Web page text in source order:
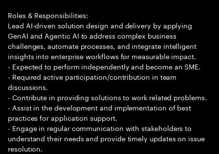
Roles & Responsibilities:
Lead AI-driven solution design and delivery by applying
GenAI and Agentic AI to address complex business
challenges, automate processes, and integrate intelligent
insights into enterprise workflows for measurable impact.
- Expected to perform independently and become an SME.
- Required active participation/contribution in team
discussions.
- Contribute in providing solutions to work related problems.
- Assist in the development and implementation of best
practices for application support.
- Engage in regular communication with stakeholders to
understand their needs and provide timely updates on issue
resolution.